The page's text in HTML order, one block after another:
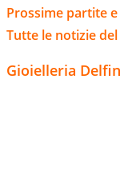
Prossime partite
Tutte le notizie
Gioielleria